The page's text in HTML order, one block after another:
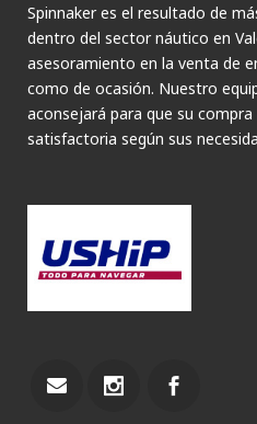
Spinnaker es el resultado de
dentro del sector náutico en
asesoramiento en la venta de
como de ocasión. Nuestro
aconsejará para que su
satisfactoria según sus